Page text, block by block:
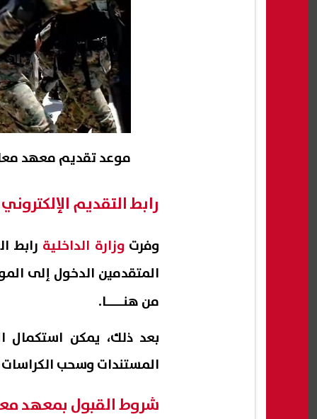
موعد تقديم معهد
رابط التقديم
وفرت وزارة الداخلية
المتقدمين الدخول إلى
منهنــــا.
بعد ذلك، يمكن استكمال
المستندات وسحب
شروط القبول بمعهد